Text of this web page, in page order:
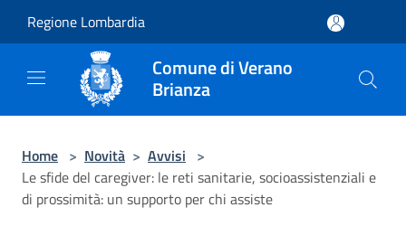
Regione Lombardia
Comune di Verano
Brianza
Home > Novità > Avvisi >
Le sfide del caregiver: le reti sanitarie, socioassistenziali e
di prossimità: un supporto per chi assiste